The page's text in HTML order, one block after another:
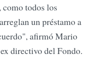
todos los
un préstamo a
afirmó Mario
directivo del Fondo.